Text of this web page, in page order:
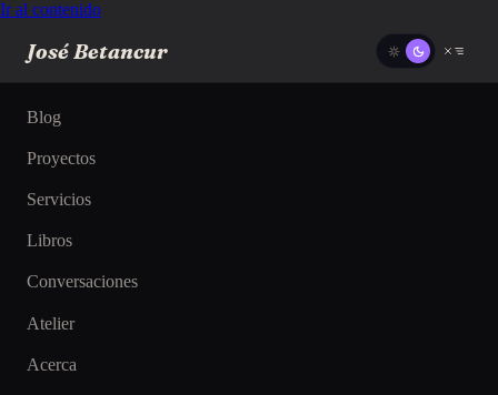
Ir al contenido
José Betancur
Blog
Proyectos
Servicios
Libros
Conversaciones
Atelier
Acerca